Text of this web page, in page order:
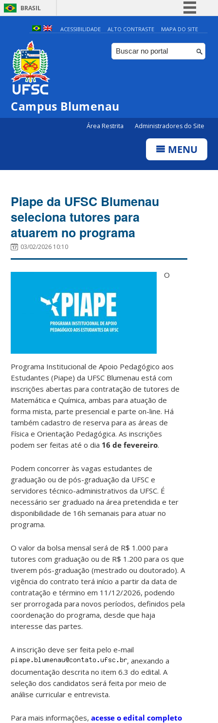
BRASIL
Simplifique!
Comunica BR
Participe
ACESSIBILIDADE ALTO CONTRASTE MAPA DO SITE
Campus Blumenau
Área Restrita Administradores do Site
MENU
Piape da UFSC Blumenau
seleciona tutores para
atuarem no programa
03/02/2026 10:10
O
Programa Institucional de Apoio Pedagógico aos
Estudantes (Piape) da UFSC Blumenau está com
inscrições abertas para contratação de tutores de
Matemática e Química, ambas para atuação de
forma mista, parte presencial e parte on-line. Há
também cadastro de reserva para as áreas de
Física e Orientação Pedagógica. As inscrições
podem ser feitas até o dia 16 de fevereiro.
Podem concorrer às vagas estudantes de
graduação ou de pós-graduação da UFSC e
servidores técnico-administrativos da UFSC. É
necessário ser graduado na área pretendida e ter
disponibilidade de 16h semanais para atuar no
programa.
O valor da bolsa mensal será de R$ 1.000 para
tutores com graduação ou de R$ 1.200 para os que
tiverem pós-graduação (mestrado ou doutorado). A
vigência do contrato terá início a partir da data de
contratação e término em 11/12/2026, podendo
ser prorrogada para novos períodos, definidos pela
coordenação do programa, desde que haja
interesse das partes.
A inscrição deve ser feita pelo e-mail
, anexando a
documentação descrita no item 6.3 do edital. A
seleção dos candidatos será feita por meio de
análise curricular e entrevista.
Para mais informações,acesse o edital completo